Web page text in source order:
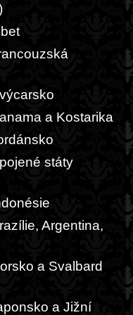
a Kostarika
státy
Argentina,
a Svalbard
a Jižní